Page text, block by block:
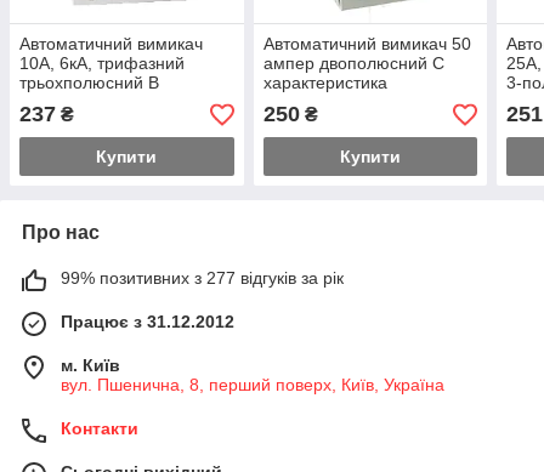
Автоматичний вимикач
10А, 6кА, трифазний
трьохполюсний B
характеристика
237 ₴
Купити
Автоматичний вимикач 50
ампер двополюсний C
характеристика
250₴
Купити
25А,
3-
251
Про нас
99% позитивних з 277 відгуків за рік
Працює з 31.12.2012
м. Київ
вул. Пшенична, 8, перший поверх, Київ, Україна
Контакти